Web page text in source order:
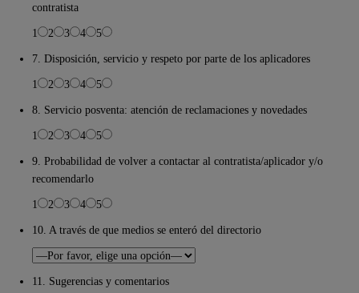
contratista
1
2 3 4
5
7. Disposición, servicio y respeto por parte de los aplicadores
1
2 3 4
5
8. Servicio posventa: atención de reclamaciones y novedades
1
2 3 4
5
9. Probabilidad de volver a contactar al contratista/aplicador y/o
recomendarlo
1
2 3 4
5
10. A través de que medios se enteró del directorio
11. Sugerencias y comentarios